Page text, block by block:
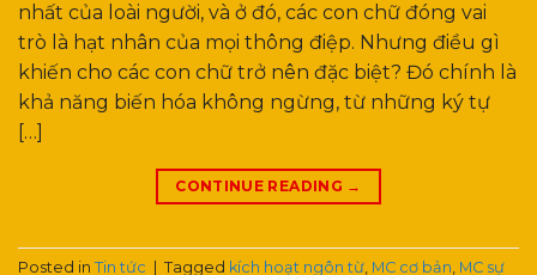
nhất của loài người, và ở đó, các con chữ đóng vai
trò là hạt nhân của mọi thông điệp. Nhưng điều gì
khiến cho các con chữ trở nên đặc biệt? Đó chính là
khả năng biến hóa không ngừng, từ những ký tự
[…]
CONTINUE READING →
Posted in Tin tức Tagged kích hoạt ngôn từ, MC cơ bản, MC sự